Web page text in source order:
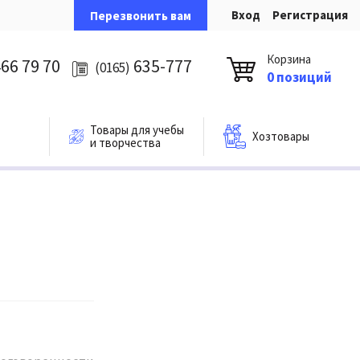
Перезвонить вам Вход Регистрация
79 70 (0165) 635-777 Корзина
0 позиций
Товары для учебы
и творчества
Хозтовары